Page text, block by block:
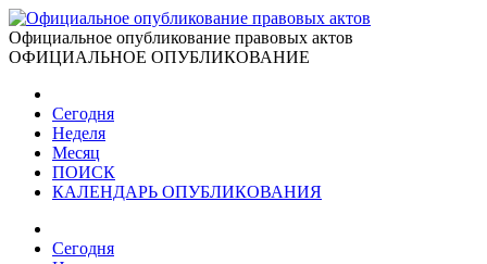
Официальное опубликование правовых актов
ОФИЦИАЛЬНОЕ ОПУБЛИКОВАНИЕ
Сегодня
Неделя
Месяц
ПОИСК
КАЛЕНДАРЬ ОПУБЛИКОВАНИЯ
Сегодня